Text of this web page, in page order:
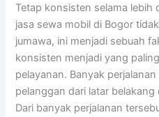
Tetap konsisten selama lebih
jasa sewa mobil di Bogor
jumawa, ini menjadi sebuah
konsisten menjadi yang
pelayanan. Banyak
pelanggan dari latar
Dari banyak perjalanan